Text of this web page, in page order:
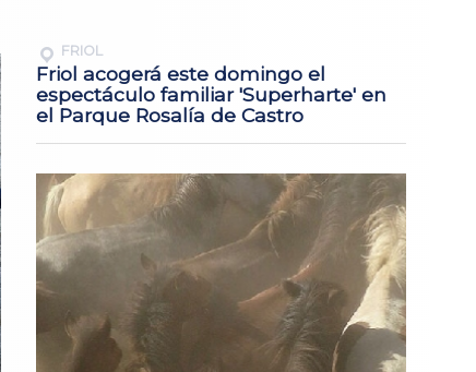
FRIOL
Friol acogerá este domingo el
espectáculo familiar 'Superharte' en
el Parque Rosalía de Castro